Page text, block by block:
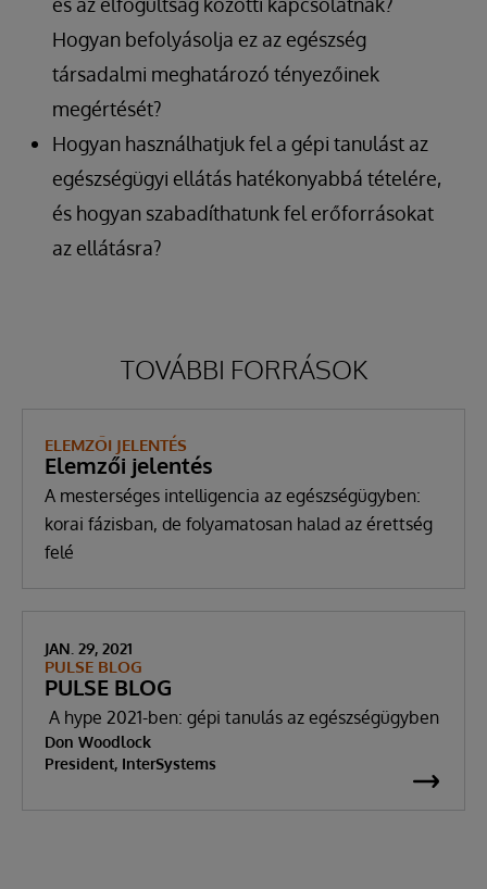
Hogyan befolyásolja ez az egészség
társadalmi meghatározó tényezőinek
megértését?
Hogyan használhatjuk fel a gépi tanulást az
egészségügyi ellátás hatékonyabbá tételére,
és hogyan szabadíthatunk fel erőforrásokat
az ellátásra?
TOVÁBBI FORRÁSOK
ELEMZŐI JELENTÉS
Elemzői jelentés
A mesterséges intelligencia az egészségügyben:
korai fázisban, de folyamatosan halad az érettség
felé
JAN. 29, 2021
PULSE BLOG
PULSE BLOG
A hype 2021-ben: gépi tanulás az egészségügyben
Don Woodlock
President, InterSystems